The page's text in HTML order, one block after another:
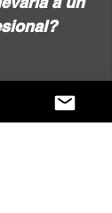
nunca vean
No hay